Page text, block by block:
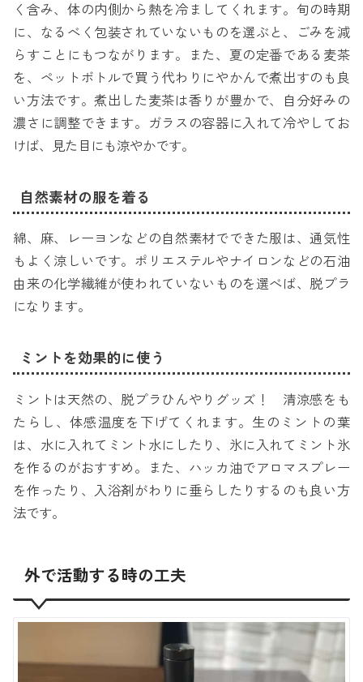
く含み、体の内側から熱を冷ましてくれます。旬の時期
に、なるべく包装されていないものを選ぶと、ごみを減
らすことにもつながります。また、夏の定番である麦茶
を、ペットボトルで買う代わりにやかんで煮出すのも良
い方法です。煮出した麦茶は香りが豊かで、自分好みの
濃さに調整できます。ガラスの容器に入れて冷やしてお
けば、見た目にも涼やかです。
自然素材の服を着る
綿、麻、レーヨンなどの自然素材でできた服は、通気性
もよく涼しいです。ポリエステルやナイロンなどの石油
由来の化学繊維が使われていないものを選べば、脱プラ
になります。
ミントを効果的に使う
ミントは天然の、脱プラひんやりグッズ！ 清涼感をも
たらし、体感温度を下げてくれます。生のミントの葉
は、水に入れてミント水にしたり、氷に入れてミント氷
を作るのがおすすめ。また、ハッカ油でアロマスプレー
を作ったり、入浴剤がわりに垂らしたりするのも良い方
法です。
外で活動する時の工夫